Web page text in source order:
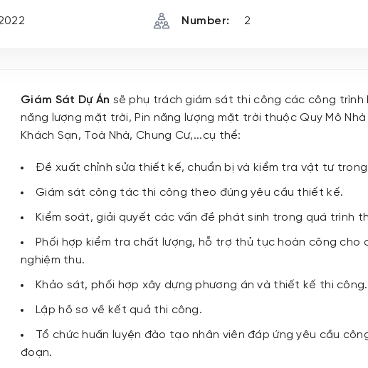
Number: 2
Giám Sát Dự Án sẽ phụ trách giám sát thi công các công trình
năng lượng mặt trời, Pin năng lượng mặt trời thuộc Quy Mô Nhà
Khách Sạn, Toà Nhà, Chung Cư,...cụ thể:
Đề xuất chỉnh sửa thiết kế, chuẩn bị và kiểm tra vật tư
Giám sát công tác thi công theo đúng yêu cầu thiết kế.
Kiểm soát, giải quyết các vấn đề phát sinh trong quá trình
Phối hợp kiểm tra chất lượng, hỗ trợ thủ tục hoàn công cho
nghiệm thu.
Khảo sát, phối hợp xây dựng phương án và thiết kế thi công.
Lập hồ sơ về kết quả thi công.
Tổ chức huấn luyện đào tạo nhân viên đáp ứng yêu cầu
đoạn.